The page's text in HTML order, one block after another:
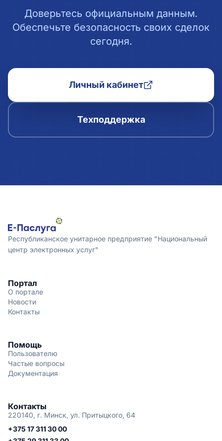
Доверьтесь официальным данным.
Обеспечьте безопасность своих сделок
сегодня.
Личный кабинет
Техподдержка
Республиканское унитарное предприятие "Национальный
центр электронных услуг"
Портал
О портале
Новости
Контакты
Помощь
Пользователю
Частые вопросы
Документация
Контакты
220140, г. Минск, ул. Притыцкого, 64
+375 17 311 30 00